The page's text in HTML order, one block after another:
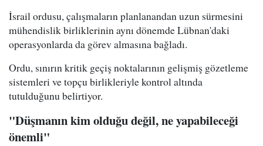
İsrail ordusu, çalışmaların planlanandan uzun sürmesini
mühendislik birliklerinin aynı dönemde Lübnan'daki
operasyonlarda da görev almasına bağladı.
Ordu, sınırın kritik geçiş noktalarının gelişmiş gözetleme
sistemleri ve topçu birlikleriyle kontrol altında
tutulduğunu belirtiyor.
"Düşmanın kim olduğu değil, ne yapabileceği
önemli"